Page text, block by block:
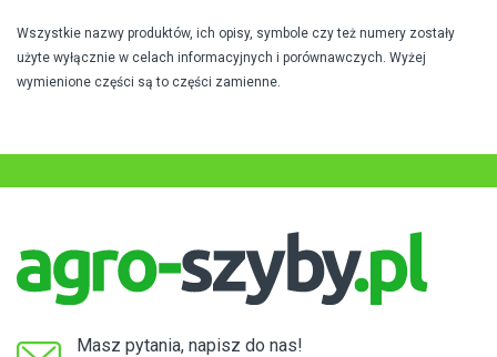
Wszystkie nazwy produktów, ich opisy, symbole czy też numery zostały
użyte wyłącznie w celach informacyjnych i porównawczych. Wyżej
wymienione części są to części zamienne.
Masz pytania, napisz do nas!